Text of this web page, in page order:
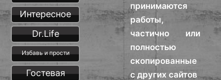
принимаются
работы,
частично или
полностью
скопированные
с других сайтов
Интересное
Dr.Life
Избавь и прости
Гостевая